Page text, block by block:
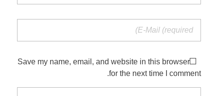
Save my name, email, and website in this browser
for the next time I comment.